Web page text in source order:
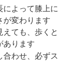
によって膝上に
が変わります
えても、歩くと
あります
わせ、必ずス